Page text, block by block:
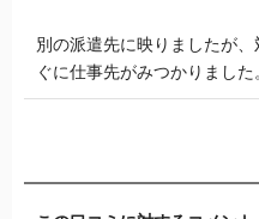
別の派遣先に映りましたが
ぐに仕事先がみつかりまし